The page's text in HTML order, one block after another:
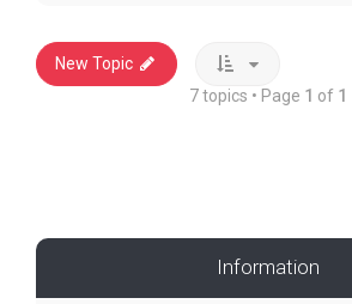
New Topic
7 topics • Page 1 of 1
Information